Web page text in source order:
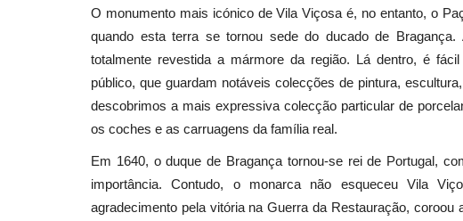
O monumento mais icónico de Vila Viçosa é, no entanto, o
quando esta terra se tornou sede do ducado de
totalmente revestida a mármore da região. Lá dentro, é
público, que guardam notáveis colecções de pintura,
descobrimos a mais expressiva colecção particular de
os coches e as carruagens da família real.
Em 1640, o duque de Bragança tornou-se rei de Portugal,
importância. Contudo, o monarca não esqueceu Vila
agradecimento pela vitória na Guerra da Restauração,
Cultura